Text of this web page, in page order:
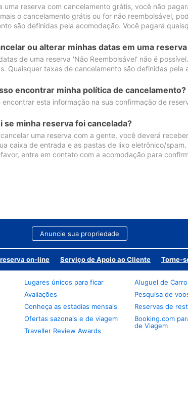
uma reserva com cancelamento grátis, você não
o cancelamento grátis ou for não reembolsável,
são definidas pela acomodação. Você pagará
ou alterar minhas datas em uma
de uma reserva 'Não Reembolsável' não é
Quaisquer taxas de cancelamento são definidas pela
encontrar minha política de cancelamento?
encontrar esta informação na sua confirmação de
se minha reserva foi cancelada?
uma reserva com a gente, você deverá
caixa de entrada e as pastas de lixo eletrônico/
entre em contato com a acomodação para
Anuncie sua propriedade
on-line Serviço de Apoio ao Cliente Torne-
Lugares únicos para ficar
Avaliações
Conheça as estadias mensais
Ofertas sazonais e de viagem
Traveller Review Awards
Aluguel de
Pesquisa de
Reservas de
Booking.com
de Viagem